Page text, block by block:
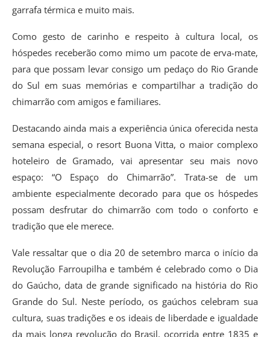
garrafa térmica e muito mais.
Como gesto de carinho e respeito à cultura local, os
hóspedes receberão como mimo um pacote de erva-mate,
para que possam levar consigo um pedaço do Rio Grande
do Sul em suas memórias e compartilhar a tradição do
chimarrão com amigos e familiares.
Destacando ainda mais a experiência única oferecida nesta
semana especial, o resort Buona Vitta, o maior complexo
hoteleiro de Gramado, vai apresentar seu mais novo
espaço: “O Espaço do Chimarrão”. Trata-se de um
ambiente especialmente decorado para que os hóspedes
possam desfrutar do chimarrão com todo o conforto e
tradição que ele merece.
Vale ressaltar que o dia 20 de setembro marca o início da
Revolução Farroupilha e também é celebrado como o Dia
do Gaúcho, data de grande significado na história do Rio
Grande do Sul. Neste período, os gaúchos celebram sua
cultura, suas tradições e os ideais de liberdade e igualdade
da mais longa revolução do Brasil, ocorrida entre 1835 e